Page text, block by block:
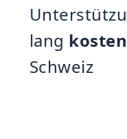
lang
Schweiz